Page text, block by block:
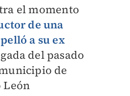
el momento
de una
a su ex
del pasado
de
León